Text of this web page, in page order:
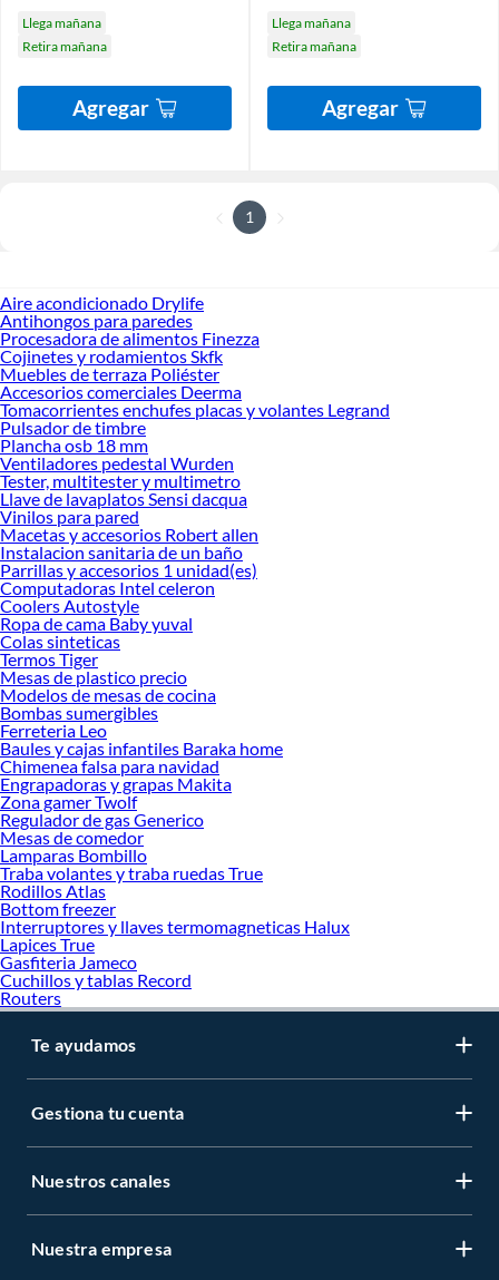
Llega mañana
Retira mañana
Agregar
Llega mañana
Retira mañana
Agregar
1
Aire acondicionado Drylife
Antihongos para paredes
Procesadora de alimentos Finezza
Cojinetes y rodamientos Skfk
Muebles de terraza Poliéster
Accesorios comerciales Deerma
Tomacorrientes enchufes placas y volantes Legrand
Pulsador de timbre
Plancha osb 18 mm
Ventiladores pedestal Wurden
Tester, multitester y multimetro
Llave de lavaplatos Sensi dacqua
Vinilos para pared
Macetas y accesorios Robert allen
Instalacion sanitaria de un baño
Parrillas y accesorios 1 unidad(es)
Computadoras Intel celeron
Coolers Autostyle
Ropa de cama Baby yuval
Colas sinteticas
Termos Tiger
Mesas de plastico precio
Modelos de mesas de cocina
Bombas sumergibles
Ferreteria Leo
Baules y cajas infantiles Baraka home
Chimenea falsa para navidad
Engrapadoras y grapas Makita
Zona gamer Twolf
Regulador de gas Generico
Mesas de comedor
Lamparas Bombillo
Traba volantes y traba ruedas True
Rodillos Atlas
Bottom freezer
Interruptores y llaves termomagneticas Halux
Lapices True
Gasfiteria Jameco
Cuchillos y tablas Record
Routers
Te ayudamos
Gestiona tu cuenta
Nuestros canales
Nuestra empresa